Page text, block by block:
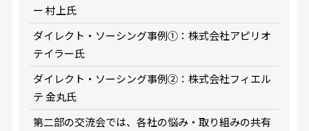
ー 村上氏
ダイレクト・ソーシング事例①：株式会社アピリオ
テイラー氏
ダイレクト・ソーシング事例②：株式会社フィエル
テ 金丸氏
第二部の交流会では、各社の悩み・取り組みの共有